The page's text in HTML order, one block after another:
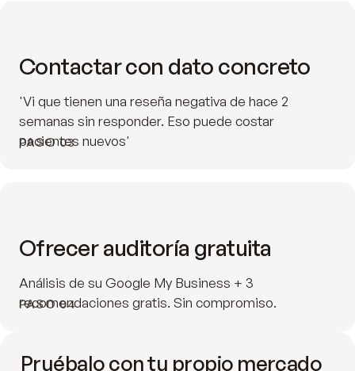
PASO 03
Contactar con dato concreto
'Vi que tienen una reseña negativa de hace 2
semanas sin responder. Eso puede costar
pacientes nuevos'
PASO 04
Ofrecer auditoría gratuita
Análisis de su Google My Business + 3
recomendaciones gratis. Sin compromiso.
Pruébalo con tu propio mercado